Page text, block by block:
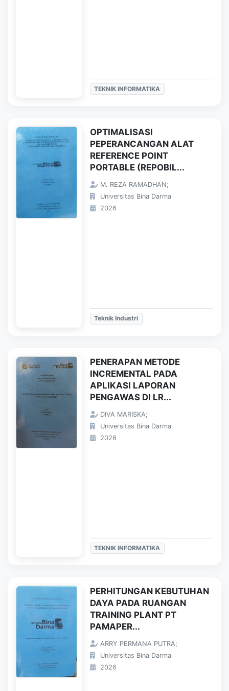
TEKNIK INFORMATIKA
OPTIMALISASI
PEPERANCANGAN ALAT
REFERENCE POINT
PORTABLE (REPOBIL...
M. REZA RAMADHAN;
Universitas Bina Darma
2026
Teknik Industri
PENERAPAN METODE
INCREMENTAL PADA
APLIKASI LAPORAN
PENGAWAS DI LR...
DIVA MARISKA;
Universitas Bina Darma
2026
TEKNIK INFORMATIKA
PERHITUNGAN KEBUTUHAN
DAYA PADA RUANGAN
TRAINING PLANT PT
PAMAPER...
ARRY PERMANA PUTRA;
Universitas Bina Darma
2026